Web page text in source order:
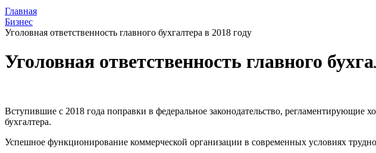
Главная
Бизнес
Уголовная ответственность главного бухгалтера в 2018 году
Уголовная ответственность главного
Вступившие с 2018 года поправки в федеральное законодательство, регламентирующие
бухгалтера.
Успешное функционирование коммерческой организации в современных условиях